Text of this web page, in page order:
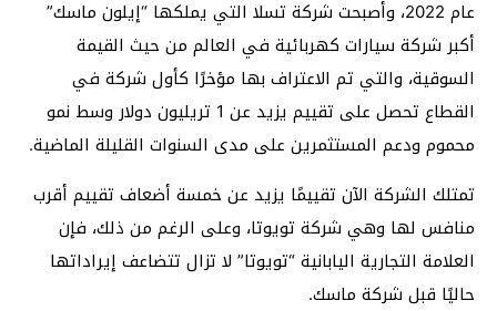
عام 2022، وأصبحت شركة تسلا التي يملكها “إيلون ماسك”
أكبر شركة سيارات كهربائية في العالم من حيث القيمة
السوقية، والتي تم الاعتراف بها مؤخرًا كأول شركة في
القطاع تحصل على تقييم يزيد عن 1 تريليون دولار وسط نمو
محموم ودعم المستثمرين على مدى السنوات القليلة الماضية.
تمتلك الشركة الآن تقييمًا يزيد عن خمسة أضعاف تقييم أقرب
منافس لها وهي شركة تويوتا، وعلى الرغم من ذلك، فإن
العلامة التجارية اليابانية “تويوتا” لا تزال تتضاعف إيراداتها
حاليًا قبل شركة ماسك.